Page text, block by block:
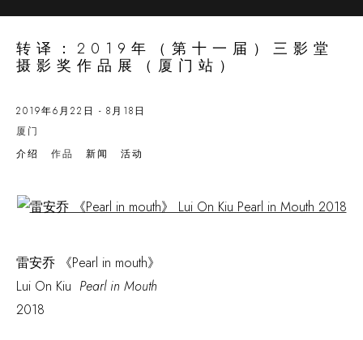
转译：2019年（第十一届）三影堂
摄影奖作品展（厦门站）
2019年6月22日 - 8月18日
厦门
介绍
作品 新闻 活动
Open a larger version of the following image in a popup:
雷安乔 《Pearl in mouth》
Lui On Kiu Pearl in Mouth
2018